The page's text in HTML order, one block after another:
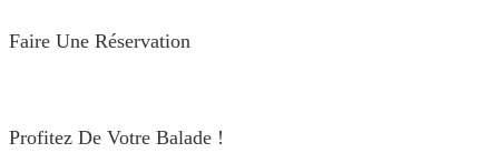
Faire Une Réservation
Profitez De Votre Balade !